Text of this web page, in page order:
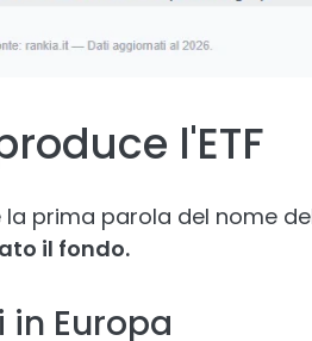
l'ETF
prima parola del nome
il fondo.
Europa